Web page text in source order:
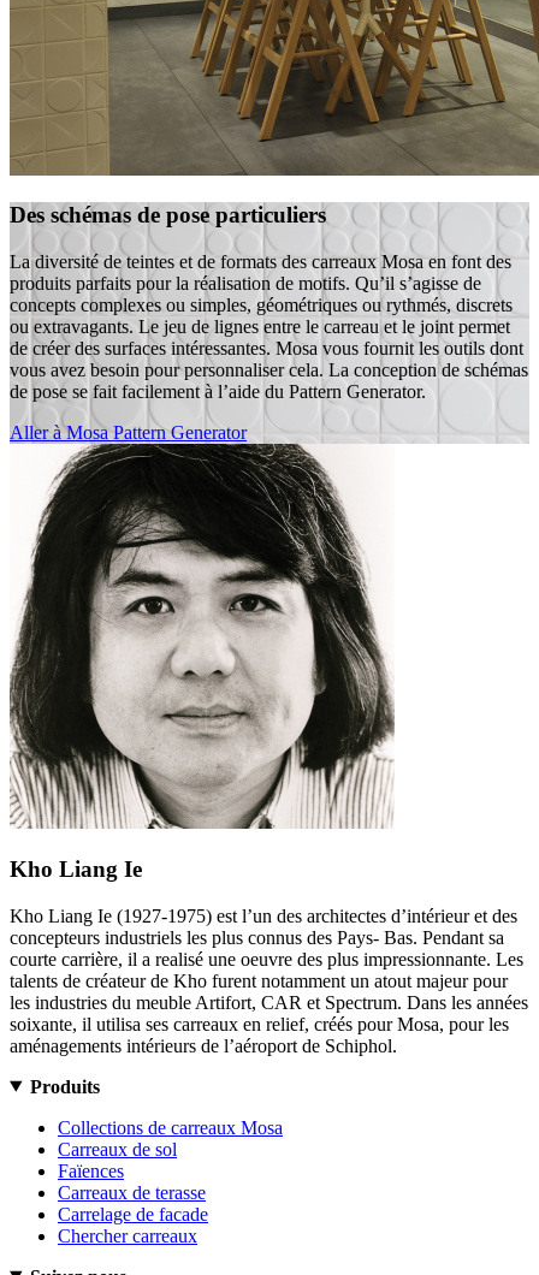
Des schémas de pose particuliers
La diversité de teintes et de formats des carreaux Mosa en font des
produits parfaits pour la réalisation de motifs. Qu’il s’agisse de
concepts complexes ou simples, géométriques ou rythmés, discrets
ou extravagants. Le jeu de lignes entre le carreau et le joint permet
de créer des surfaces intéressantes. Mosa vous fournit les outils dont
vous avez besoin pour personnaliser cela. La conception de schémas
de pose se fait facilement à l’aide du Pattern Generator.
Aller à Mosa Pattern Generator
Kho Liang Ie
Kho Liang Ie (1927-1975) est l’un des architectes d’intérieur et des
concepteurs industriels les plus connus des Pays- Bas. Pendant sa
courte carrière, il a realisé une oeuvre des plus impressionnante. Les
talents de créateur de Kho furent notamment un atout majeur pour
les industries du meuble Artifort, CAR et Spectrum. Dans les années
soixante, il utilisa ses carreaux en relief, créés pour Mosa, pour les
aménagements intérieurs de l’aéroport de Schiphol.
Produits
Collections de carreaux Mosa
Carreaux de sol
Faïences
Carreaux de terasse
Carrelage de facade
Chercher carreaux